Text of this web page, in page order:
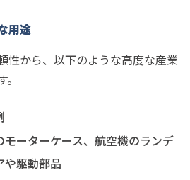
用途
性から、以下のような高度な産業
モーターケース、航空機のランデ
や駆動部品